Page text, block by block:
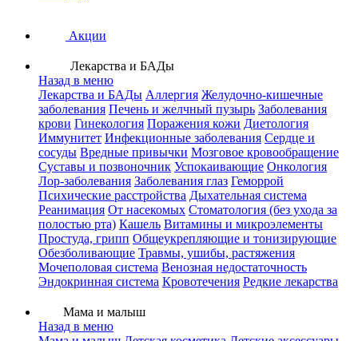
Акции
Лекарства и БАДы
Назад в меню
Лекарства и БАДы Аллергия Желудочно-кишечные
заболевания Печень и желчный пузырь Заболевания
крови Гинекология Поражения кожи Диетология
Иммунитет Инфекционные заболевания Сердце и
сосуды Вредные привычки Мозговое кровообращение
Суставы и позвоночник Успокаивающие Онкология
Лор-заболевания Заболевания глаз Геморрой
Психические расстройства Дыхательная система
Реанимация От насекомых Стоматология (без ухода за
полостью рта) Кашель Витамины и микроэлементы
Простуда, грипп Общеукрепляющие и тонизирующие
Обезболивающие Травмы, ушибы, растяжения
Мочеполовая система Венозная недостаточность
Эндокринная система Кровотечения Редкие лекарства
Мама и малыш
Назад в меню